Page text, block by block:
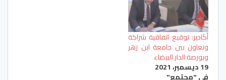
أكَادير: توقيع اتفاقية شراكة
وتعاون بين جامعة ابن زهر
وبورصة الدار البيضاء
19 ديسمبر، 2021
في "مجتمع"